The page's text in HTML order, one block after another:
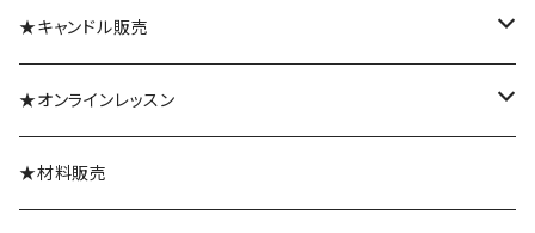
★キャンドル販売
ボタニカルキャンドル
グラデーションキャンドル
★オンラインレッスン
体験レッスン
★材料販売